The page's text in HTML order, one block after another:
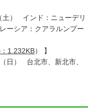
） インド：ニューデリ
ーシア：クアラルンプー
1.232KB） 】
） 台北市、新北市、